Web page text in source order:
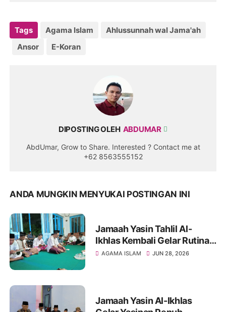
Tags Agama Islam
Ahlussunnah wal Jama'ah
Ansor
E-Koran
DIPOSTING OLEH ABDUMAR
AbdUmar, Grow to Share. Interested ? Contact me at
+62 8563555152
ANDA MUNGKIN MENYUKAI POSTINGAN INI
Jamaah Yasin Tahlil Al-
Ikhlas Kembali Gelar Rutinan
di Kediaman Bapak Sugeng
AGAMA ISLAM JUN 28, 2026
Jamaah Yasin Al-Ikhlas